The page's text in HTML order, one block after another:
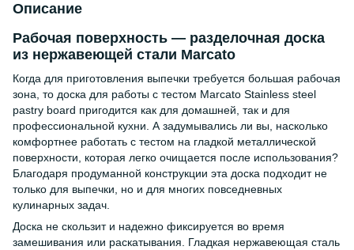
Описание
Рабочая поверхность — разделочная доска
из нержавеющей стали Marcato
Когда для приготовления выпечки требуется большая рабочая
зона, то доска для работы с тестом Marcato Stainless steel
pastry board пригодится как для домашней, так и для
профессиональной кухни. А задумывались ли вы, насколько
комфортнее работать с тестом на гладкой металлической
поверхности, которая легко очищается после использования?
Благодаря продуманной конструкции эта доска подходит не
только для выпечки, но и для многих повседневных
кулинарных задач.
Доска не скользит и надежно фиксируется во время
замешивания или раскатывания. Гладкая нержавеющая сталь